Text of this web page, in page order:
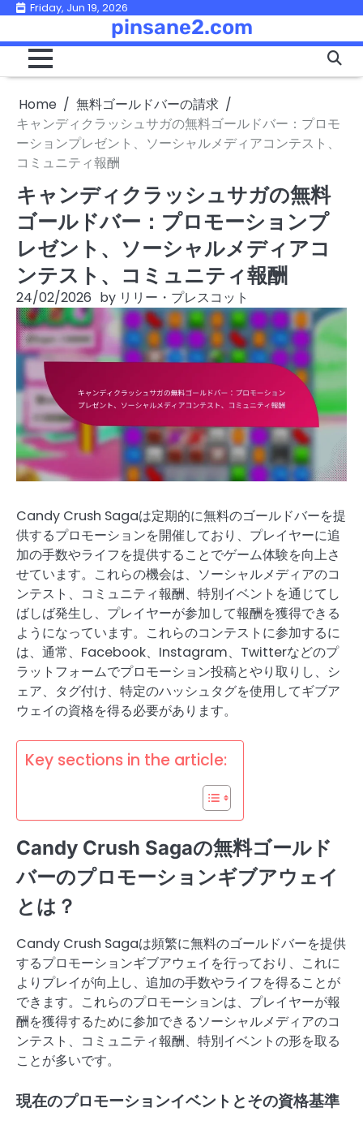
Skip
content
Friday, Jun 19, 2026
pinsane2.com
Home
無料ゴールドバーの請求
キャンディクラッシュサガの無料ゴールドバー：プロモ
ーションプレゼント、ソーシャルメディアコンテスト、
コミュニティ報酬
キャンディクラッシュサガの無料
ゴールドバー：プロモーションプ
レゼント、ソーシャルメディアコ
ンテスト、コミュニティ報酬
24/02/2026 by リリー・プレスコット
Candy Crush Sagaは定期的に無料のゴールドバーを提
供するプロモーションを開催しており、プレイヤーに追
加の手数やライフを提供することでゲーム体験を向上さ
せています。これらの機会は、ソーシャルメディアのコ
ンテスト、コミュニティ報酬、特別イベントを通じてし
ばしば発生し、プレイヤーが参加して報酬を獲得できる
ようになっています。これらのコンテストに参加するに
は、通常、Facebook、Instagram、Twitterなどのプ
ラットフォームでプロモーション投稿とやり取りし、シ
ェア、タグ付け、特定のハッシュタグを使用してギブア
ウェイの資格を得る必要があります。
Key sections in the article:
Candy Crush Sagaの無料ゴールド
バーのプロモーションギブアウェイ
とは？
Candy Crush Sagaは頻繁に無料のゴールドバーを提供
するプロモーションギブアウェイを行っており、これに
よりプレイが向上し、追加の手数やライフを得ることが
できます。これらのプロモーションは、プレイヤーが報
酬を獲得するために参加できるソーシャルメディアのコ
ンテスト、コミュニティ報酬、特別イベントの形を取る
ことが多いです。
現在のプロモーションイベントとその資格基準